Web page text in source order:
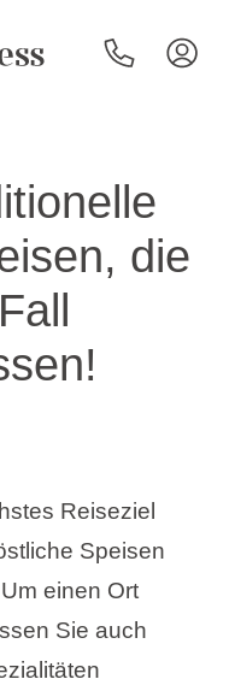
die
Reiseziel
Speisen
einen Ort
Sie auch